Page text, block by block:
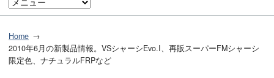
Home
2010年6月の新製品情報。VSシャーシEvo.I、再販スーパーFMシャーシ
限定色、ナチュラルFRPなど